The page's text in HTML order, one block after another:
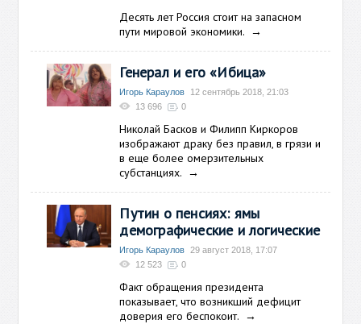
Десять лет Россия стоит на запасном
пути мировой экономики. →
Генерал и его «Ибица»
Игорь Караулов
12 сентябрь 2018, 21:03
13 696
0
Николай Басков и Филипп Киркоров
изображают драку без правил, в грязи и
в еще более омерзительных
субстанциях. →
Путин о пенсиях: ямы
демографические и логические
Игорь Караулов
29 август 2018, 17:07
12 523
0
Факт обращения президента
показывает, что возникший дефицит
доверия его беспокоит. →